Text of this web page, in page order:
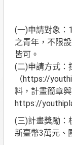
(一)申請對象：
之青年，不限
皆可。
(二)申請方式：
（https://
料，計畫簡章
https://
(三)計畫獎勵：
新臺幣3萬元、